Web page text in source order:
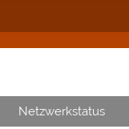
Netzwerkstatus